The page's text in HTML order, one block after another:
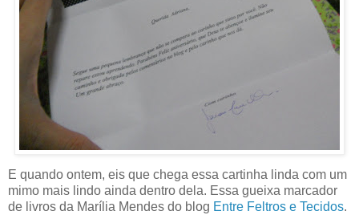
E quando ontem, eis que chega essa cartinha linda com um
mimo mais lindo ainda dentro dela. Essa gueixa marcador
de livros da Marília Mendes do blog Entre Feltros e Tecidos.